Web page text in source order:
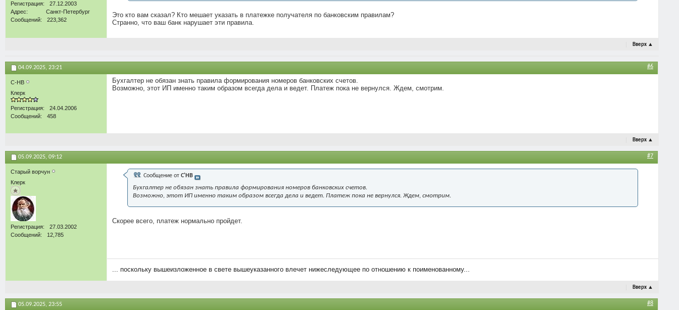
Регистрация
27.12.2003
Адрес
Санкт-Петербург
Сообщений
223,362
Это кто вам сказал? Кто мешает указать в платежке получателя по банковским правилам?
Странно, что ваш банк нарушает эти правила.
Вверх ▲
04.09.2025, 23:21 #6
С-НВ
Клерк
Регистрация
24.04.2006
Сообщений
458
Бухгалтер не обязан знать правила формирования номеров банковских счетов.
Возможно, этот ИП именно таким образом всегда дела и ведет. Платеж пока не вернулся. Ждем, смотрим.
Вверх ▲
05.09.2025, 09:12 #7
Старый ворчун
Клерк
Регистрация
27.03.2002
Сообщений
12,785
Сообщение от С'НВ
Бухгалтер не обязан знать правила формирования номеров банковских счетов.
Возможно, этот ИП именно таким образом всегда дела и ведет. Платеж пока не вернулся. Ждем, смотрим.
Скорее всего, платеж нормально пройдет.
... поскольку вышеизложенное в свете вышеуказанного влечет нижеследующее по отношению к поименованному...
Вверх ▲
05.09.2025, 23:55 #8